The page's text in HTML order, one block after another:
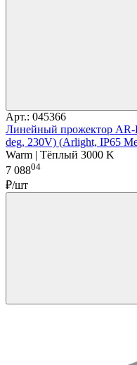
Арт.: 045366
Линейный прожектор AR-
deg, 230V) (Arlight, IP65
Warm | Тёплый 3000 K
7 08804
₽/шт